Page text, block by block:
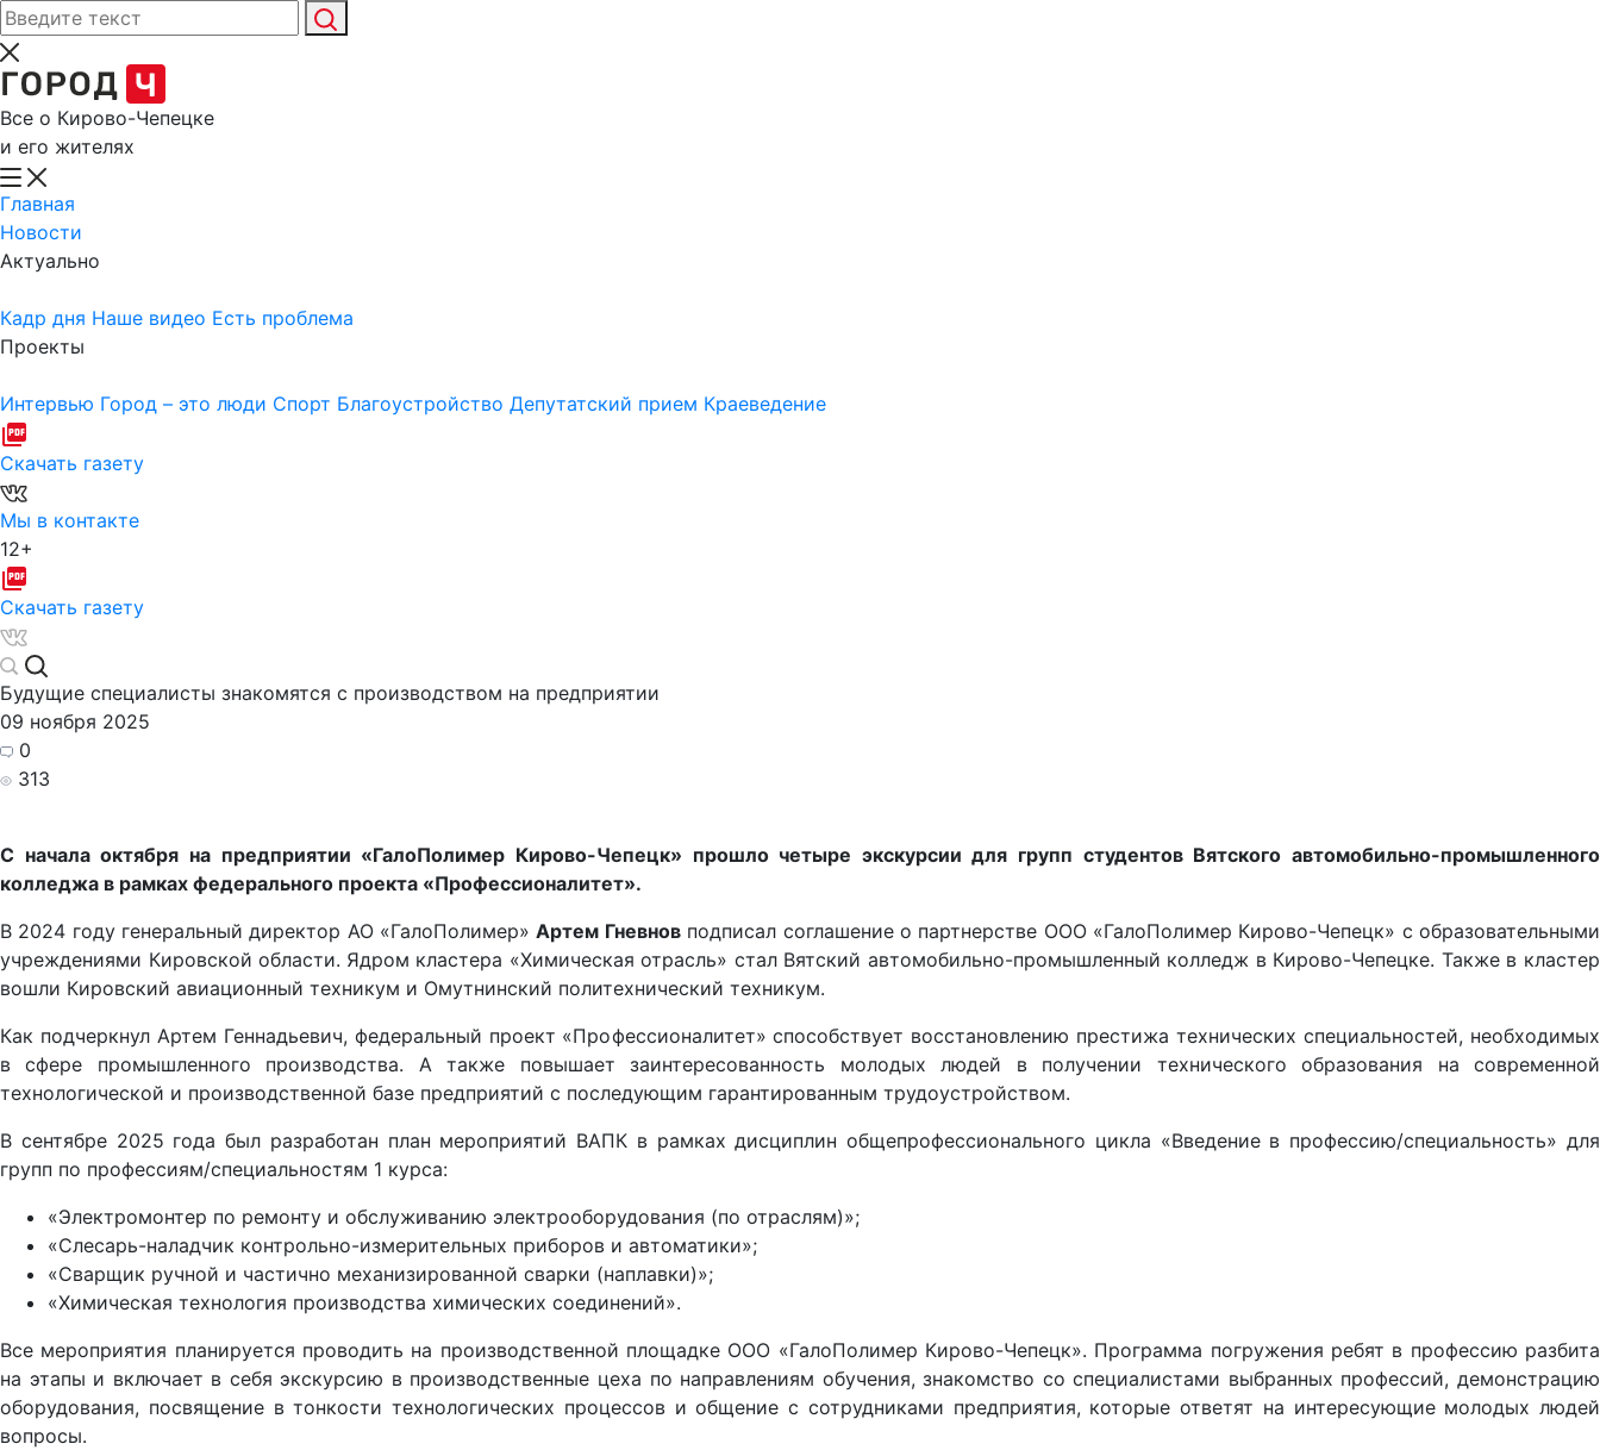
Все о Кирово-Чепецке
и его жителях
Главная
Новости
Актуально
Кадр дня Наше видео Есть проблема
Проекты
Интервью Город – это люди Спорт Благоустройство Депутатский прием Краеведение
Скачать газету
Мы в контакте
12+
Скачать газету
Будущие специалисты знакомятся с производством на предприятии
09 ноября 2025
0
313
С начала октября на предприятии «ГалоПолимер Кирово-Чепецк» прошло четыре экскурсии для групп студентов Вятского автомобильно-промышленного
колледжа в рамках федерального проекта «Профессионалитет».
В 2024 году генеральный директор АО «ГалоПолимер»Артем Гневновподписал соглашение о партнерстве ООО «ГалоПолимер Кирово-Чепецк» с образовательными
учреждениями Кировской области. Ядром кластера «Химическая отрасль» стал Вятский автомобильно-промышленный колледж в Кирово-Чепецке. Также в кластер
вошли Кировский авиационный техникум и Омутнинский политехнический техникум.
Как подчеркнул Артем Геннадьевич, федеральный проект «Профессионалитет» способствует восстановлению престижа технических специальностей, необходимых
в сфере промышленного производства. А также повышает заинтересованность молодых людей в получении технического образования на современной
технологической и производственной базе предприятий с последующим гарантированным трудоустройством.
В сентябре 2025 года был разработан план мероприятий ВАПК в рамках дисциплин общепрофессионального цикла «Введение в профессию/специальность» для
групп по профессиям/специальностям 1 курса:
«Электромонтер по ремонту и обслуживанию электрооборудования (по отраслям)»;
«Слесарь-наладчик контрольно-измерительных приборов и автоматики»;
«Сварщик ручной и частично механизированной сварки (наплавки)»;
«Химическая технология производства химических соединений».
Все мероприятия планируется проводить на производственной площадке ООО «ГалоПолимер Кирово-Чепецк». Программа погружения ребят в профессию разбита
на этапы и включает в себя экскурсию в производственные цеха по направлениям обучения, знакомство со специалистами выбранных профессий, демонстрацию
оборудования, посвящение в тонкости технологических процессов и общение с сотрудниками предприятия, которые ответят на интересующие молодых людей
вопросы.